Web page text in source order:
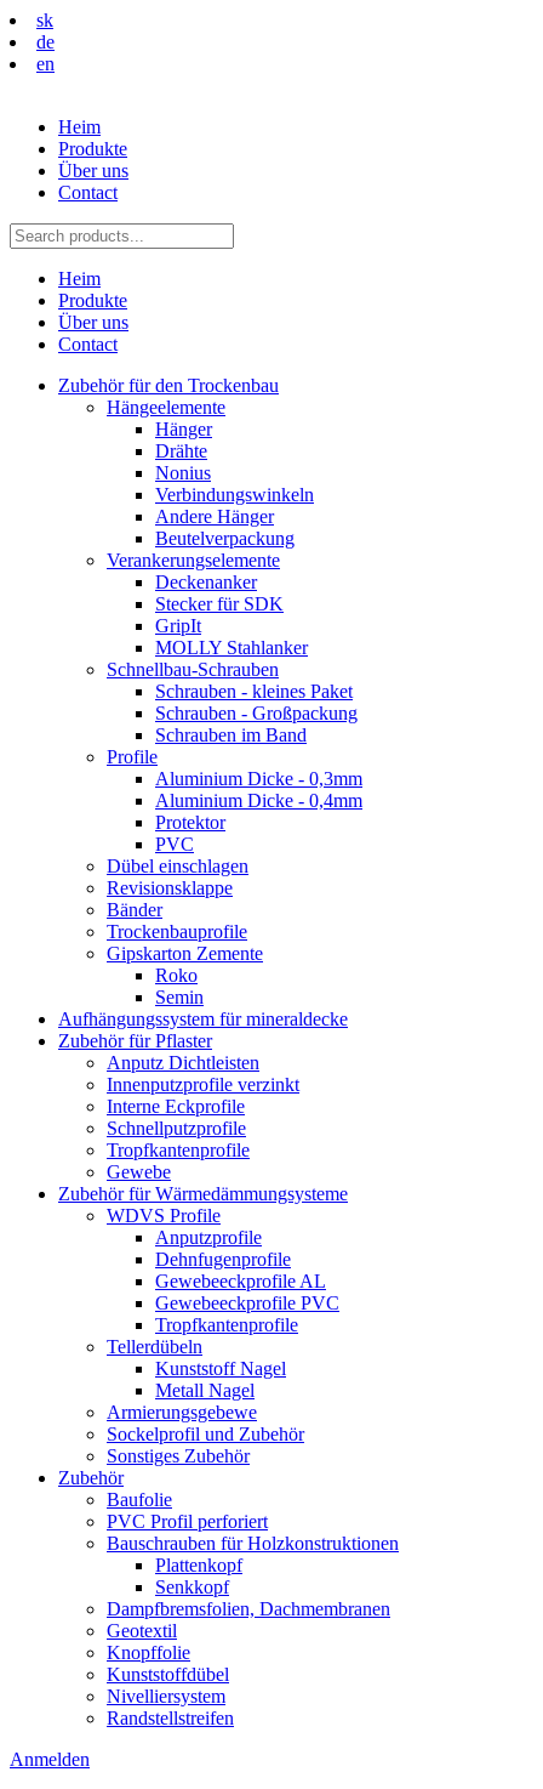
sk
de
en
Heim
Produkte
Über uns
Contact
Heim
Produkte
Über uns
Contact
Zubehör für den Trockenbau
Hängeelemente
Hänger
Drähte
Nonius
Verbindungswinkeln
Andere Hänger
Beutelverpackung
Verankerungselemente
Deckenanker
Stecker für SDK
GripIt
MOLLY Stahlanker
Schnellbau-Schrauben
Schrauben - kleines Paket
Schrauben - Großpackung
Schrauben im Band
Profile
Aluminium Dicke - 0,3mm
Aluminium Dicke - 0,4mm
Protektor
PVC
Dübel einschlagen
Revisionsklappe
Bänder
Trockenbauprofile
Gipskarton Zemente
Roko
Semin
Aufhängungssystem für mineraldecke
Zubehör für Pflaster
Anputz Dichtleisten
Innenputzprofile verzinkt
Interne Eckprofile
Schnellputzprofile
Tropfkantenprofile
Gewebe
Zubehör für Wärmedämmungsysteme
WDVS Profile
Anputzprofile
Dehnfugenprofile
Gewebeeckprofile AL
Gewebeeckprofile PVC
Tropfkantenprofile
Tellerdübeln
Kunststoff Nagel
Metall Nagel
Armierungsgebewe
Sockelprofil und Zubehör
Sonstiges Zubehör
Zubehör
Baufolie
PVC Profil perforiert
Bauschrauben für Holzkonstruktionen
Plattenkopf
Senkkopf
Dampfbremsfolien, Dachmembranen
Geotextil
Knopffolie
Kunststoffdübel
Nivelliersystem
Randstellstreifen
Anmelden